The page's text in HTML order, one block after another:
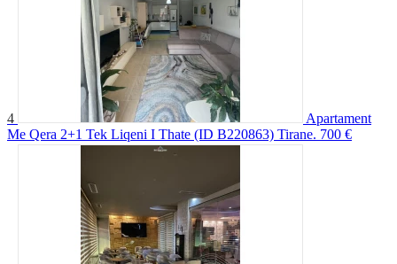
4
Apartament
Me Qera 2+1 Tek Liqeni I Thate (ID B220863) Tirane. 700 €